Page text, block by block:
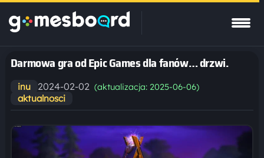
Darmowa gra od Epic Games dla fanów… drzwi.
inu 2024-02-02 (aktualizacja: 2025-06-06)
aktualnosci